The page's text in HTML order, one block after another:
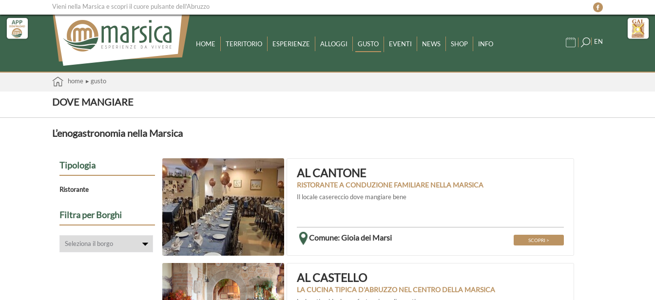
Vieni nella Marsica e scopri il cuore pulsante dell'Abruzzo
HOME TERRITORIO ESPERIENZE ALLOGGI GUSTO EVENTI NEWS SHOP INFO EN
home ▸ gusto
DOVE MANGIARE
L’enogastronomia nella Marsica
Tipologia
Ristorante
Filtra per Borghi
AL CANTONE
RISTORANTE A CONDUZIONE FAMILIARE NELLA MARSICA
Il locale casereccio dove mangiare bene
Comune: Gioia dei Marsi SCOPRI >
AL CASTELLO
LA CUCINA TIPICA D'ABRUZZO NEL CENTRO DELLA MARSICA